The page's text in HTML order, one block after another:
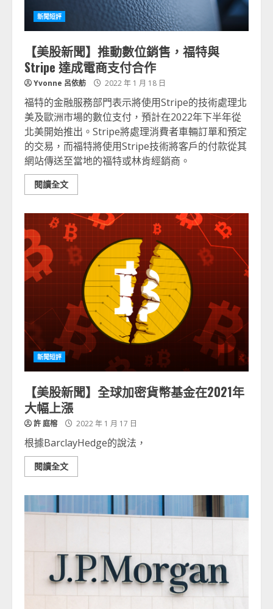
新聞短評
【美股新聞】推動數位銷售，福特與
Stripe 達成電商支付合作
Yvonne 呂依舫 2022 年 1 月 18 日
福特的金融服務部門表示將使用Stripe的技術處理北
美及歐洲市場的數位支付，預計在2022年下半年從
北美開始推出。Stripe將處理消費者車輛訂單和預定
的交易，而福特將使用Stripe技術將客戶的付款從其
網站傳送至當地的福特或林肯經銷商。
閱讀全文
新聞短評
【美股新聞】全球加密貨幣基金在2021年
大幅上漲
許 庭榕 2022 年 1 月 17 日
根據BarclayHedge的說法，
閱讀全文